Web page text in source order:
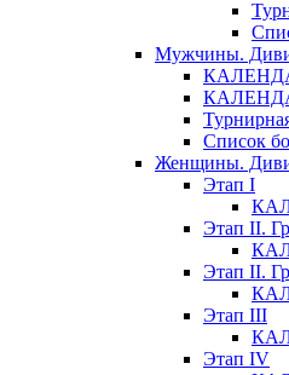
Мужчины.
Список
Женщины.
Этап I
Этап II.
Этап II.
Этап III
Этап IV